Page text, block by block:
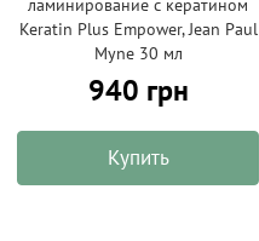
ламинирование с кератином
Keratin Plus Empower, Jean Paul
Myne 30 мл
940 грн
Купить